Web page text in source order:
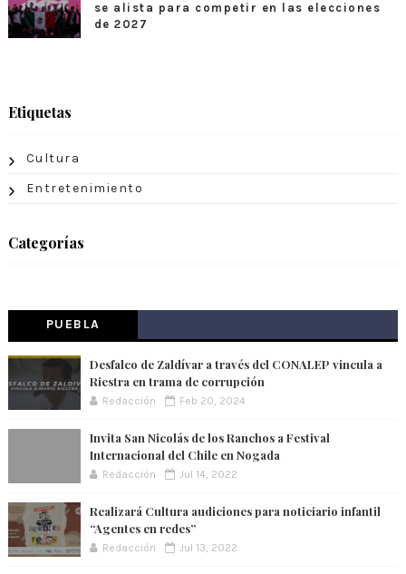
se alista para competir en las elecciones
de 2027
Etiquetas
Cultura
Entretenimiento
Categorías
PUEBLA
Desfalco de Zaldívar a través del CONALEP vincula a
Riestra en trama de corrupción
Redacción Feb 20, 2024
Invita San Nicolás de los Ranchos a Festival
Internacional del Chile en Nogada
Redacción Jul 14, 2022
Realizará Cultura audiciones para noticiario infantil
“Agentes en redes”
Redacción Jul 13, 2022